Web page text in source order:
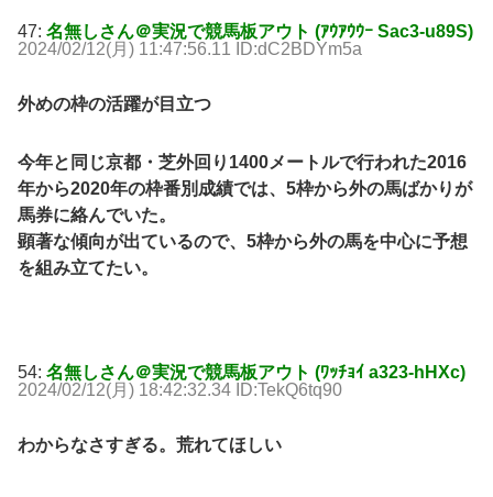
47: 名無しさん＠実況で競馬板アウト (ｱｳｱｳｳｰ Sac3-u89S)
2024/02/12(月) 11:47:56.11 ID:dC2BDYm5a
外めの枠の活躍が目立つ
今年と同じ京都・芝外回り1400メートルで行われた2016
年から2020年の枠番別成績では、5枠から外の馬ばかりが
馬券に絡んでいた。
顕著な傾向が出ているので、5枠から外の馬を中心に予想
を組み立てたい。
54: 名無しさん＠実況で競馬板アウト (ﾜｯﾁｮｲ a323-hHXc)
2024/02/12(月) 18:42:32.34 ID:TekQ6tq90
わからなさすぎる。荒れてほしい